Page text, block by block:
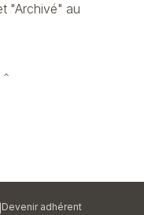
"Archivé" au
keyboard_arrow_up
Devenir adhérent